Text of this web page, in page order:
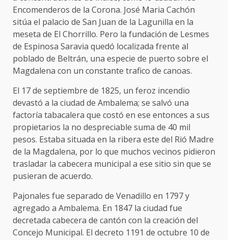
Encomenderos de la Corona. José Maria Cachón
sitúa el palacio de San Juan de la Lagunilla en la
meseta de El Chorrillo. Pero la fundación de Lesmes
de Espinosa Saravia quedó localizada frente al
poblado de Beltrán, una especie de puerto sobre el
Magdalena con un constante trafico de canoas.
El 17 de septiembre de 1825, un feroz incendio
devastó a la ciudad de Ambalema; se salvó una
factoría tabacalera que costó en ese entonces a sus
propietarios la no despreciable suma de 40 mil
pesos. Estaba situada en la ribera este del Rió Madre
de la Magdalena, por lo que muchos vecinos pidieron
trasladar la cabecera municipal a ese sitio sin que se
pusieran de acuerdo.
Pajonales fue separado de Venadillo en 1797 y
agregado a Ambalema. En 1847 la ciudad fue
decretada cabecera de cantón con la creación del
Concejo Municipal. El decreto 1191 de octubre 10 de